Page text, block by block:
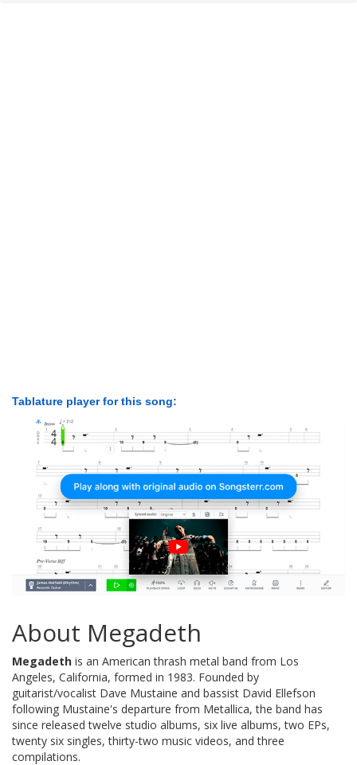
Tablature player for this song:
About Megadeth
Megadeth is an American thrash metal band from Los
Angeles, California, formed in 1983. Founded by
guitarist/vocalist Dave Mustaine and bassist David Ellefson
following Mustaine's departure from Metallica, the band has
since released twelve studio albums, six live albums, two EPs,
twenty six singles, thirty-two music videos, and three
compilations.